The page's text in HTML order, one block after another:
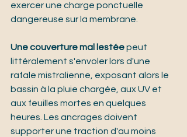
exercer une charge ponctuelle
dangereuse sur la membrane.
Une couverture mal lestée peut
littéralement s'envoler lors d'une
rafale mistralienne, exposant alors le
bassin à la pluie chargée, aux UV et
aux feuilles mortes en quelques
heures. Les ancrages doivent
supporter une traction d'au moins